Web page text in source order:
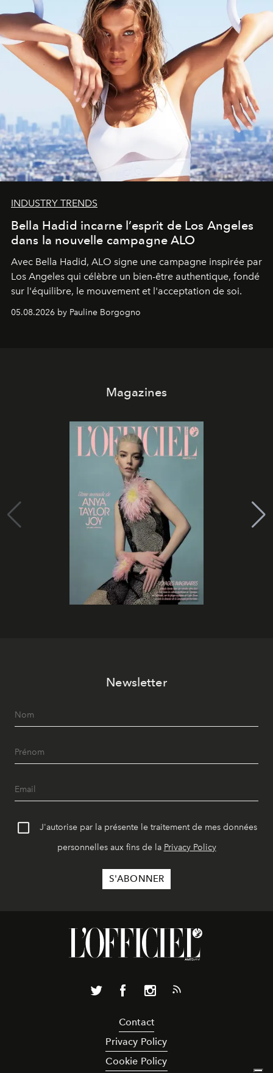
INDUSTRY TRENDS
Bella Hadid incarne l’esprit de Los Angeles
dans la nouvelle campagne ALO
Avec Bella Hadid, ALO signe une campagne inspirée par
Los Angeles qui célèbre un bien-être authentique, fondé
sur l'équilibre, le mouvement et l'acceptation de soi.
05.08.2026 by Pauline Borgogno
Magazines
Newsletter
J'autorise par la présente le traitement de mes données
personnelles aux fins de la Privacy Policy
Contact
Privacy Policy
Cookie Policy